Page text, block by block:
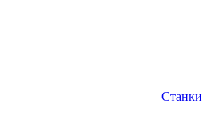
Станки